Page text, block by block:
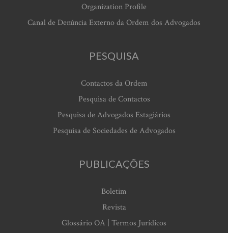
Organization Profile
Canal de Denúncia Externo da Ordem dos Advogados
PESQUISA
Contactos da Ordem
Pesquisa de Contactos
Pesquisa de Advogados Estagiários
Pesquisa de Sociedades de Advogados
PUBLICAÇÕES
Boletim
Revista
Glossário OA | Termos Jurídicos